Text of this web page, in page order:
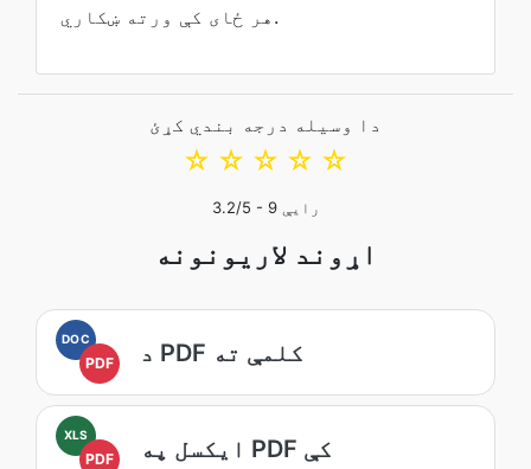
هر ځای کې ورته ښکاري.
دا وسیله درجه بندي کړئ
☆
☆
☆
☆
☆
3.2/5 - 9 رایې
اړوند لاریونونه
DOC
PDF د PDF کلمې ته
XLS
PDF ایکسل په PDF کې